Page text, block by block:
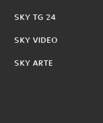
SKY TG 24
SKY VIDEO
SKY ARTE